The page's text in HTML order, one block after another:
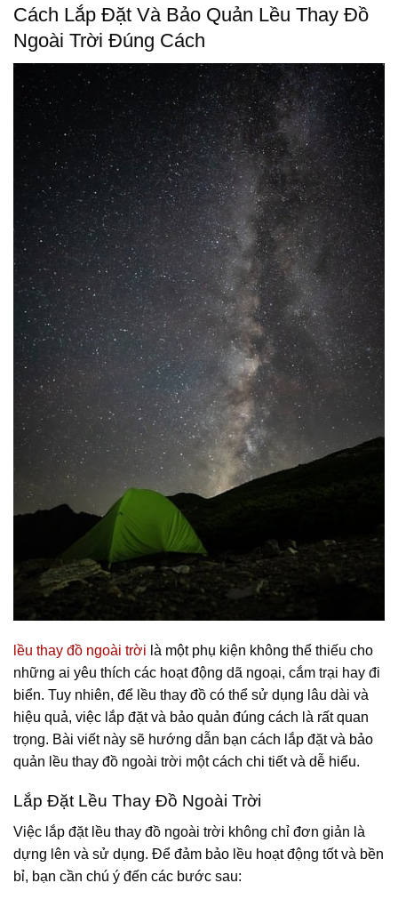
Cách Lắp Đặt Và Bảo Quản Lều Thay Đồ
Ngoài Trời Đúng Cách
lều thay đồ ngoài trời là một phụ kiện không thể thiếu cho
những ai yêu thích các hoạt động dã ngoại, cắm trại hay đi
biển. Tuy nhiên, để lều thay đồ có thể sử dụng lâu dài và
hiệu quả, việc lắp đặt và bảo quản đúng cách là rất quan
trọng. Bài viết này sẽ hướng dẫn bạn cách lắp đặt và bảo
quản lều thay đồ ngoài trời một cách chi tiết và dễ hiểu.
Lắp Đặt Lều Thay Đồ Ngoài Trời
Việc lắp đặt lều thay đồ ngoài trời không chỉ đơn giản là
dựng lên và sử dụng. Để đảm bảo lều hoạt động tốt và bền
bỉ, bạn cần chú ý đến các bước sau: